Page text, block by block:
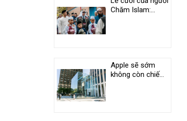
Chăm Islam:
Apple sẽ sớm
không còn chiếm